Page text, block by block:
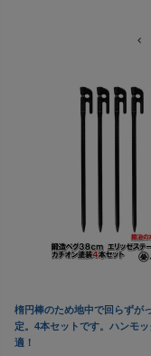
楕円棒のため地中で回らずが
定。4本セットです。ハンモ
適！